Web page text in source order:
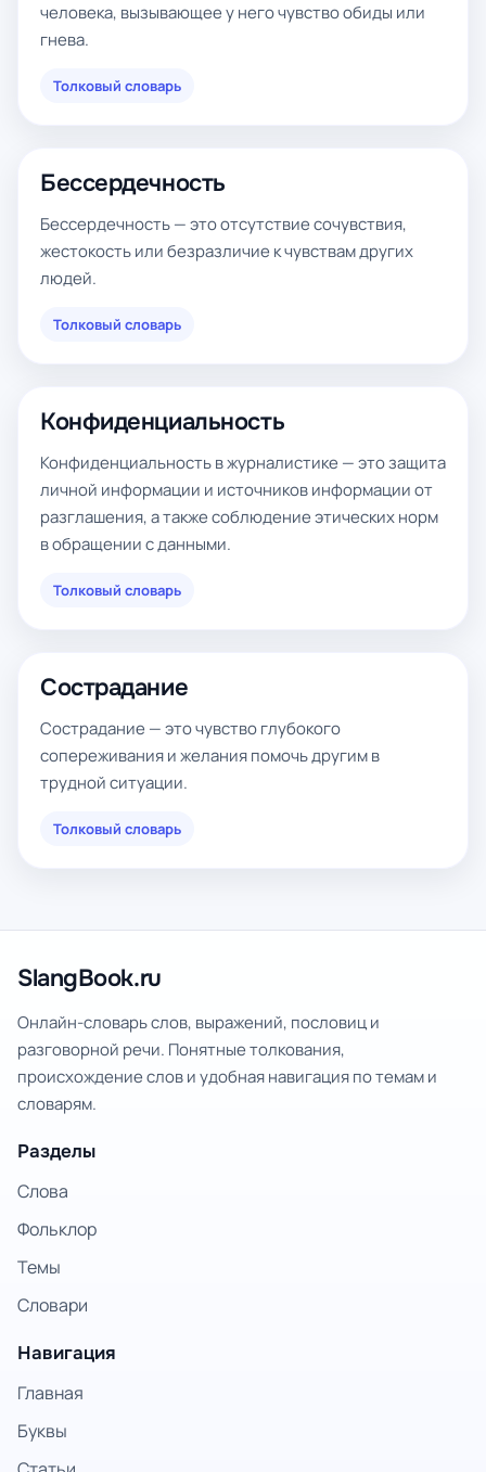
человека, вызывающее у него чувство обиды или
гнева.
Толковый словарь
Бессердечность
Бессердечность — это отсутствие сочувствия,
жестокость или безразличие к чувствам других
людей.
Толковый словарь
Конфиденциальность
Конфиденциальность в журналистике — это защита
личной информации и источников информации от
разглашения, а также соблюдение этических норм
в обращении с данными.
Толковый словарь
Сострадание
Сострадание — это чувство глубокого
сопереживания и желания помочь другим в
трудной ситуации.
Толковый словарь
SlangBook.ru
Онлайн-словарь слов, выражений, пословиц и
разговорной речи. Понятные толкования,
происхождение слов и удобная навигация по темам и
словарям.
Разделы
Слова
Фольклор
Темы
Словари
Навигация
Главная
Буквы